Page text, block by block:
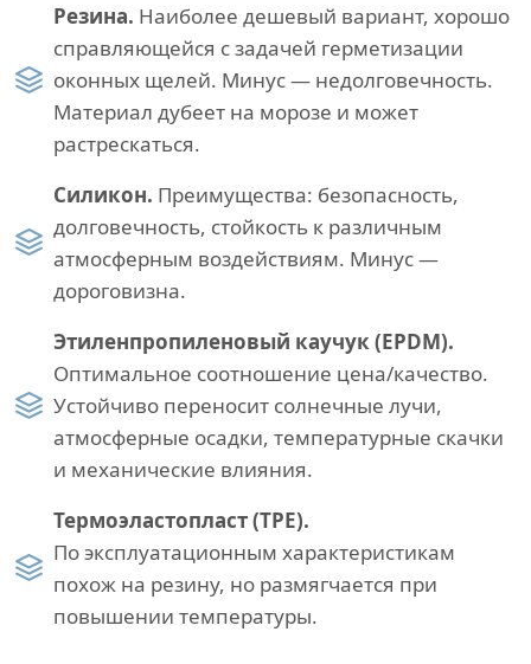
Резина. Наиболее дешевый вариант, хорошо
справляющейся с задачей герметизации
оконных щелей. Минус — недолговечность.
Материал дубеет на морозе и может
растрескаться.
Силикон. Преимущества: безопасность,
долговечность, стойкость к различным
атмосферным воздействиям. Минус —
дороговизна.
Этиленпропиленовый каучук (EPDM).
Оптимальное соотношение цена/качество.
Устойчиво переносит солнечные лучи,
атмосферные осадки, температурные скачки
и механические влияния.
Термоэластопласт (TPE).
По эксплуатационным характеристикам
похож на резину, но размягчается при
повышении температуры.